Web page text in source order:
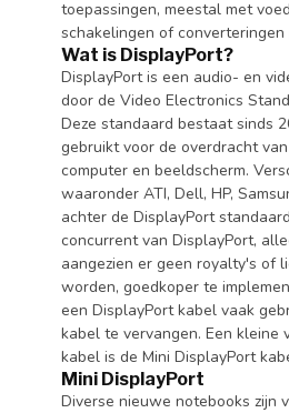
toepassingen, meestal met
schakelingen of converteringen
Wat is DisplayPort?
DisplayPort is een audio- en
door de Video Electronics
Deze standaard bestaat sinds
gebruikt voor de overdracht
computer en beeldscherm.
waaronder ATI, Dell, HP,
achter de DisplayPort
concurrent van DisplayPort,
aangezien er geen royalty's of
worden, goedkoper te
een DisplayPort kabel vaak
kabel te vervangen. Een kleine
kabel is de Mini DisplayPort
Mini DisplayPort
Diverse nieuwe notebooks zijn